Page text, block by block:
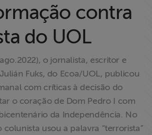
contra
do UOL
o jornalista, escritor e
Fuks, do Ecoa/UOL, publicou
com críticas à decisão do
o coração de Dom Pedro I com
da Independência. No
colunista usou a palavra “terrorista”